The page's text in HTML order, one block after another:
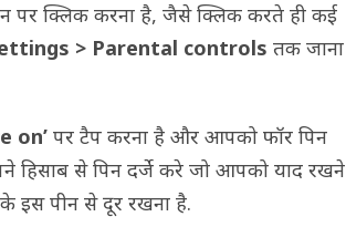
क्लिक करना है, जैसे क्लिक करते ही कई
> Parental controls तक जाना
on’पर टैप करना है और आपको फॉर पिन
से पिन दर्जे करे जो आपको याद रखने
इस पीन से दूर रखना है.